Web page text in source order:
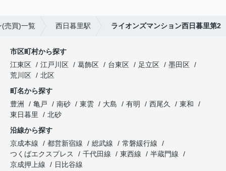
(売買)一覧 西日暮里駅 ライオンズマンション西日暮里第2
市区町村から探す
江東区
江戸川区 葛飾区 台東区 足立区
墨田区
荒川区
北区
町名から探す
豊洲
亀戸 南砂 東雲 大島 有明 西尾久
東和
東日暮里
北砂
沿線から探す
京成本線
都営新宿線 総武線
常磐緩行線
つくばエクスプレス
千代田線 東西線
半蔵門線
京成押上線
日比谷線